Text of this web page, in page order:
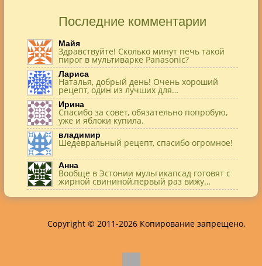
Последние комментарии
Майя
Здравствуйте! Сколько минут печь такой
пирог в мультиварке Panasonic?
Лариса
Наталья, добрый день! Очень хороший
рецепт, один из лучших для…
Ирина
Спасибо за совет, обязательно попробую,
уже и яблоки купила.
владимир
Шедевральный рецепт, спасибо огромное!
Анна
Вообще в Эстонии мульгикапсад готовят с
жирной свининой,первый раз вижу…
Игорь
Здравствуйте. А точнее: сколько картофеля
Жанна
Copyright © 2011-2026 Копирование запрещено.